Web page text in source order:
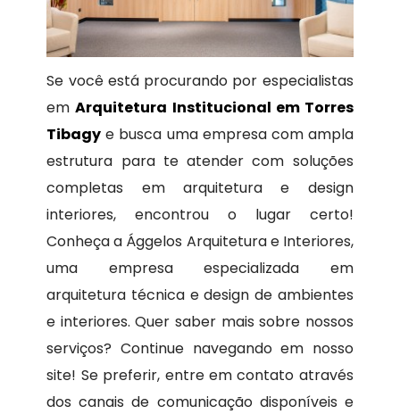
Se você está procurando por especialistas
emArquitetura Institucional em Torres
Tibagy e busca uma empresa com ampla
estrutura para te atender com soluções
completas em arquitetura e design
interiores, encontrou o lugar certo!
Conheça a Ággelos Arquitetura e Interiores,
uma empresa especializada em
arquitetura técnica e design de ambientes
e interiores. Quer saber mais sobre nossos
serviços? Continue navegando em nosso
site! Se preferir, entre em contato através
dos canais de comunicação disponíveis e